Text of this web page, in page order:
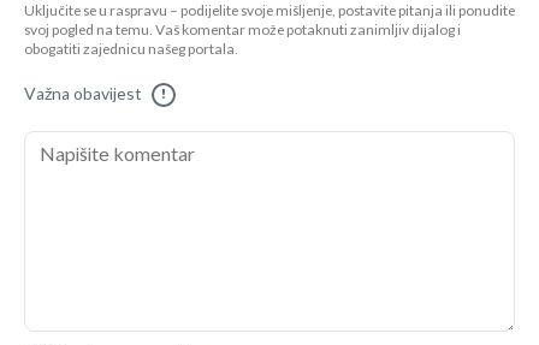
Uključite se u raspravu – podijelite svoje mišljenje, postavite pitanja ili ponudite
svoj pogled na temu. Vaš komentar može potaknuti zanimljiv dijalog i
obogatiti zajednicu našeg portala.
Važna obavijest !